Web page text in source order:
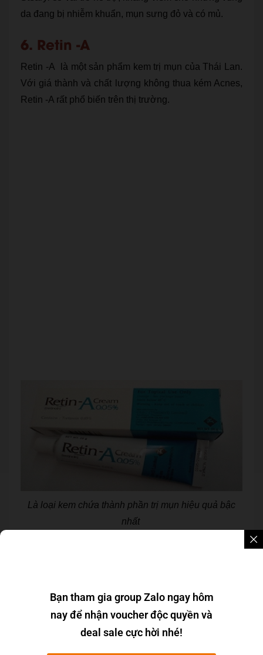
da đang bị nhiễm khuẩn, mụn sưng đỏ và có mủ.
6. Retin -A
Retin -A là một sản phẩm kem trị mụn của Thái Lan.
Với giá thành và chất lượng không thua kém Acnes,
Retin -A rất phổ biến trên thị trường.
Là loại kem chứa thành phần trị mụn hiệu quả bậc
nhất
giới. Vì vậy khi sử dụng Retin -A sẽ gây kích ứng da
và hiện tượng Purging kéo dài 1 đến 2 tuần.
Retin A là loại kem trị mụn hiệu quả nhất trong
Bạn tham gia group Zalo ngay hôm
nay để nhận voucher độc quyền và
deal sale cực hời nhé!